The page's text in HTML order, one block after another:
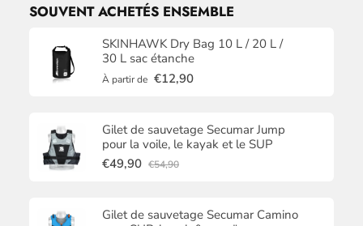
SOUVENT ACHETÉS ENSEMBLE
SKINHAWK Dry Bag 10 L / 20 L /
30 L sac étanche
À partir de €12,90
Gilet de sauvetage Secumar Jump
pour la voile, le kayak et le SUP
€49,90 €54,90
Gilet de sauvetage Secumar Camino